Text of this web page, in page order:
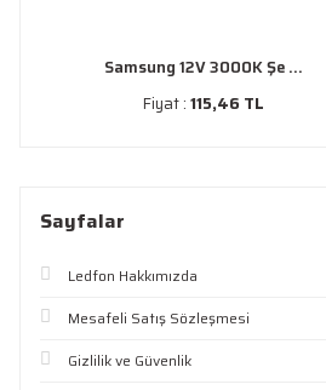
Samsung 12V 3000K Şe ...
Fiyat :115,46 TL
Sayfalar
Ledfon Hakkımızda
Mesafeli Satış Sözleşmesi
Gizlilik ve Güvenlik